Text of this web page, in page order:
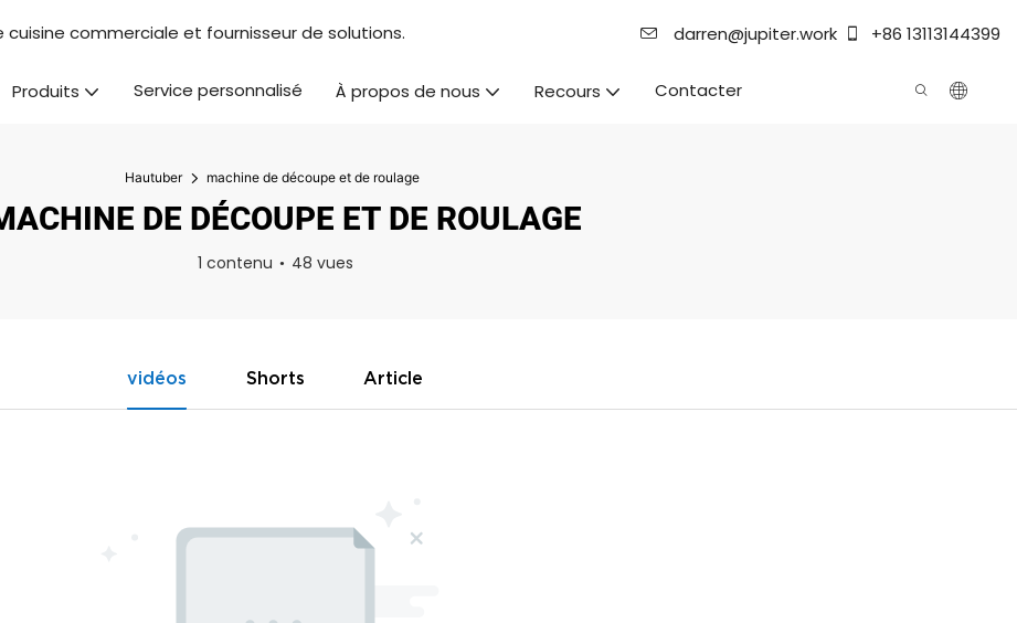
commerciale et fournisseur de solutions. darren@jupiter.work +86 13113144399
Produits Service personnalisé À propos de nous Recours Contacter
Hautuber machine de découpe et de roulage
DE DÉCOUPE ET DE ROULAGE
1 contenu 48 vues
vidéos Shorts Article